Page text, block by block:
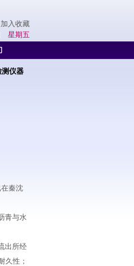
加入收藏
星期五
仪器
秦沈
青与水
出所经
久性；